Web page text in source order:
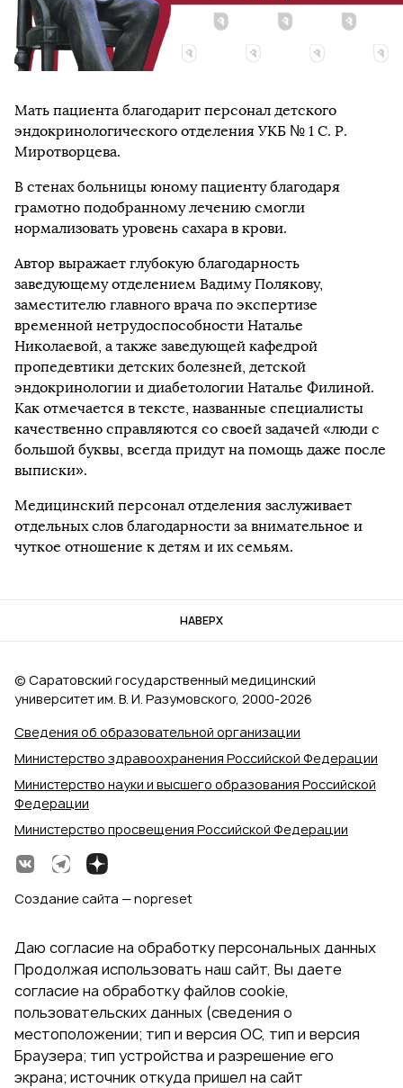
Мать пациента благодарит персонал детского
эндокринологического отделения УКБ № 1 С. Р.
Миротворцева.
В стенах больницы юному пациенту благодаря
грамотно подобранному лечению смогли
нормализовать уровень сахара в крови.
Автор выражает глубокую благодарность
заведующему отделением Вадиму Полякову,
заместителю главного врача по экспертизе
временной нетрудоспособности Наталье
Николаевой, а также заведующей кафедрой
пропедевтики детских болезней, детской
эндокринологии и диабетологии Наталье Филиной.
Как отмечается в тексте, названные специалисты
качественно справляются со своей задачей «люди с
большой буквы, всегда придут на помощь даже после
выписки».
Медицинский персонал отделения заслуживает
отдельных слов благодарности за внимательное и
чуткое отношение к детям и их семьям.
НАВЕРХ
Сведения об образовательной организации
Министерство здравоохранения Российской Федерации
Министерство науки и высшего образования Российской
Федерации
Министерство просвещения Российской Федерации
© Саратовский государственный медицинский
университет им. В. И. Разумовского, 2000‑2026
Создание сайта — nopreset
Даю согласие на обработку персональных данных
Продолжая использовать наш сайт, Вы даете
согласие на обработку файлов cookie,
пользовательских данных (сведения о
местоположении; тип и версия ОС, тип и версия
Браузера; тип устройства и разрешение его
экрана; источник откуда пришел на сайт